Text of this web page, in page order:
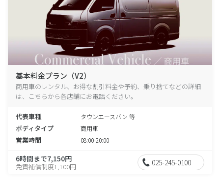
基本料金プラン（V2）
商用車のレンタル、お得な割引料金や予約、乗り捨てなどの詳細
は、こちらから各店舗にお電話ください。
代表車種 タウンエースバン 等
ボディタイプ 商用車
営業時間 08:00-20:00
6時間まで7,150円
免責補償制度1,100円 025-245-0100